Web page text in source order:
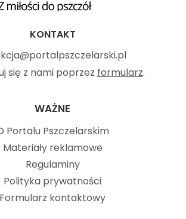
KONTAKT
się z nami poprzez formularz.
WAŻNE
Portalu Pszczelarskim
Materiały reklamowe
Regulaminy
Polityka prywatności
Formularz kontaktowy